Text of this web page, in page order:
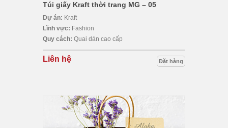
Túi giấy Kraft thời trang MG – 05
Dự án: Kraft
Lĩnh vực: Fashion
Quy cách: Quai dán cao cấp
Liên hệ Đặt hàng